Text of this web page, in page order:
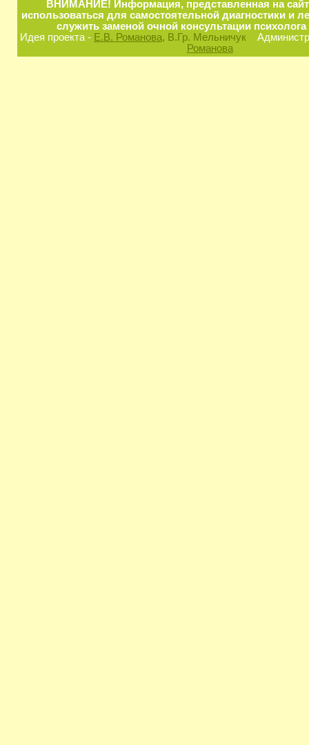
ВНИМАНИЕ! Информация, представленная на
использоваться для самостоятельной диагностики и
служить заменой очной консультации
Идея проекта - Е.В. Романова, В.Гр. Мельничук
Романова